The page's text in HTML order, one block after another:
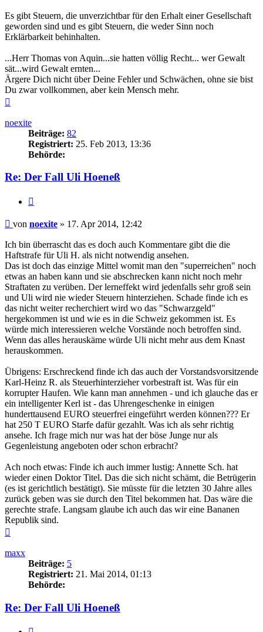
Es gibt Steuern, die unverzichtbar für den Erhalt einer Gesellschaft
geworden sind und es gibt Steuern, die weder Sinn noch
Erklärbarkeit behinhalten.
...Herr Thomas von Aquin...sie hatten völlig Recht... wer Gewalt
sät...wird Gewalt ernten...
Ärgere Dich nicht über Deine Fehler und Schwächen, ohne sie bist
Du zwar vollkommen, aber kein Mensch mehr.
noexite
Beiträge: 82
Registriert: 25. Feb 2013, 13:36
Behörde:
Re: Der Fall Uli Hoeneß
Beitrag
von noexite » 17. Apr 2014, 12:42
Ich bin überrascht das es doch auch Kommentare gibt die die
Haftstrafe für Uli H. als nicht notwendig ansehen.
Das ist doch das einzige Mittel womit man den "superreichen" noch
etwas an haben kann und sie abschrecken kann nicht noch mehr
Straftaten zu verüben. Der lerneffekt wird jedenfalls sehr groß sein
und Uli wird nie wieder Steuern hinterziehen. Schade finde ich es
das nicht weiter recherchiert wird wo das "Schwarzgeld"
hergekommen ist und wie es in die Schweiz gekommen ist. Es
würde mich interessieren welche Vorstände noch betroffen sind.
Wenn das alles herauskäme würde Uli nicht mehr aus dem Knast
herauskommen.
Übrigens: Erschreckend finde ich das auch der Vorstandsvorsitzende
Karl-Heinz R. als Steuerhinterzieher vorbestraft ist. Was für ein
korrupter Haufen. Wie kann man annehmen - und ich glauche das er
ein intelligenter Kerl ist - das Uhrengeschenke in einigen
hunderttausend EURO steuerfrei eingeführt werden können??? Er
hat 250 T EURO Starfe dafür gezahlt. Was ich als sehr richtig
ansehe. Ich frage mich nur was hat der böse Junge nur als
Gegenleistung angeboten oder schon erbracht?
Ach noch etwas: Finde ich auch immer lustig: Annette Sch. hat
wieder einen Doktor Titel. Das die sich nicht schämt, die Betrügerin
(es ist gerichtlich bestätigt). Sie müsste für die letzten 30 Jahre alles
zurück geben was sie durch den Titel bekommen hat. Das wäre die
gerechte strafe. Langsam glaube ich auch das wir eine Bananen
Republik sind.
maxx
Beiträge: 5
Registriert: 21. Mai 2014, 01:13
Behörde:
Re: Der Fall Uli Hoeneß